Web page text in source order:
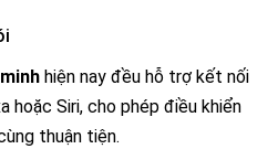
hiện nay đều hỗ trợ kết nối
hoặc Siri, cho phép điều khiển
thuận tiện.